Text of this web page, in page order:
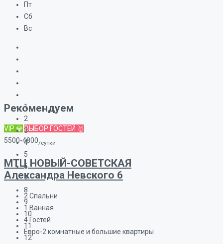
Пт
Сб
Вс
1
2
3
4
5
6
7
8
9
10
11
12
Рекомендуем
VIP 💎 ВЫБОР ГОСТЕЙ 🥇
5500-4800/сутки
МТЦ НОВЫЙ-СОВЕТСКАЯ
Александра Невского 6
2 Спальни
1 Ванная
4 Гостей
Евро-2 комнатные и большие квартиры